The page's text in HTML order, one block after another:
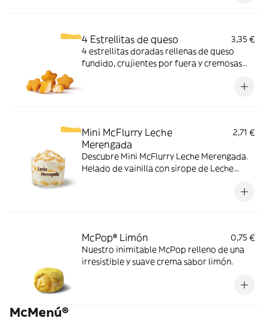
4 Estrellitas de queso
3,35 €
4 estrellitas doradas rellenas de queso
fundido, crujientes por fuera y cremosas
Mini McFlurry Leche
Merengada
2,71 €
Descubre Mini McFlurry Leche Merengada.
Helado de vainilla con sirope de Leche
McPop® Limón
0,75 €
Nuestro inimitable McPop relleno de una
irresistible y suave crema sabor limón.
McMenú®